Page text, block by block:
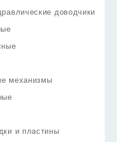
доводчики
механизмы
и пластины